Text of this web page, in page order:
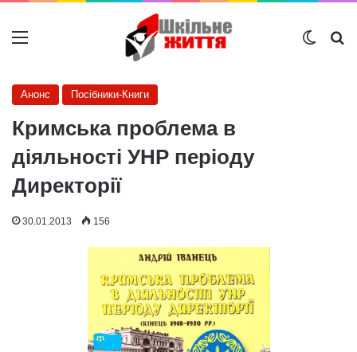
Меню
Анонс Посібники-Книги
Кримська проблема в
діяльності УНР періоду
Директорії
30.01.2013 156